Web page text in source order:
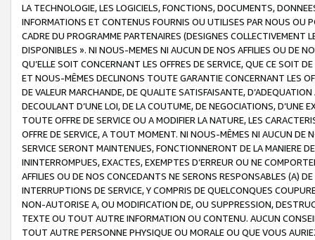
LA TECHNOLOGIE, LES LOGICIELS, FONCTIONS, DOCUMENTS,
INFORMATIONS ET CONTENUS FOURNIS OU UTILISES PAR NOUS OU
CADRE DU PROGRAMME PARTENAIRES (DESIGNES COLLECTIVEMENT
DISPONIBLES ». NI NOUS-MEMES NI AUCUN DE NOS AFFILIES OU DE
QU’ELLE SOIT CONCERNANT LES OFFRES DE SERVICE, QUE CE SOIT
ET NOUS-MÊMES DECLINONS TOUTE GARANTIE CONCERNANT LES
DE VALEUR MARCHANDE, DE QUALITE SATISFAISANTE,
DECOULANT D’UNE LOI, DE LA COUTUME, DE NEGOCIATIONS, D’UNE
TOUTE OFFRE DE SERVICE OU A MODIFIER LA NATURE, LES
OFFRE DE SERVICE, A TOUT MOMENT. NI NOUS-MÊMES NI AUCUN DE
SERVICE SERONT MAINTENUES, FONCTIONNERONT DE LA MANIERE
ININTERROMPUES, EXACTES, EXEMPTES D’ERREUR OU NE
AFFILIES OU DE NOS CONCEDANTS NE SERONS RESPONSABLES (A)
INTERRUPTIONS DE SERVICE, Y COMPRIS DE QUELCONQUES
NON-AUTORISE A, OU MODIFICATION DE, OU SUPPRESSION,
TEXTE OU TOUT AUTRE INFORMATION OU CONTENU. AUCUN
TOUT AUTRE PERSONNE PHYSIQUE OU MORALE OU QUE VOUS